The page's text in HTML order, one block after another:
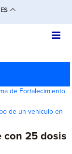
ES
de Fortalecimiento
de un vehículo en
con 25 dosis